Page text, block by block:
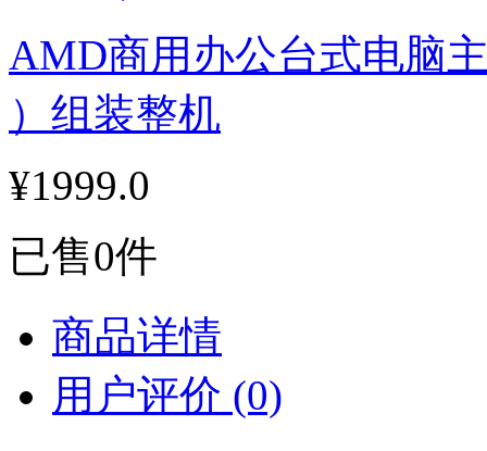
AMD商用办公台式电脑
）组装整机
¥1999.0
已售0件
商品详情
用户评价 (0)